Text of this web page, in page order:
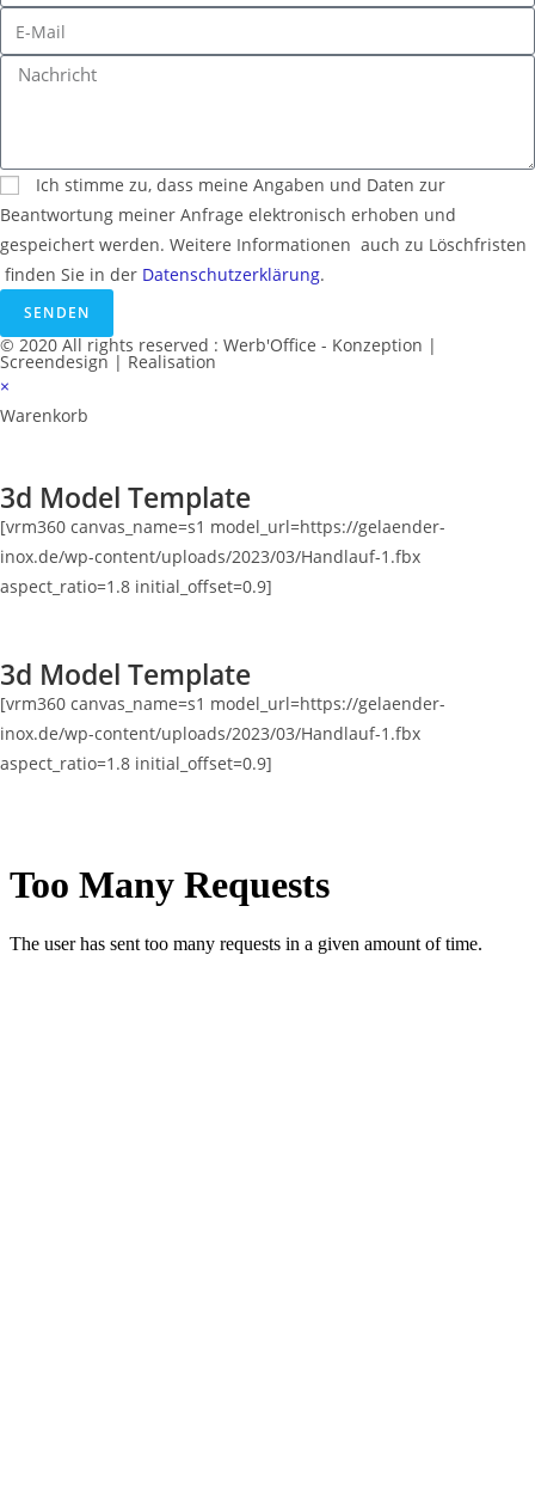
Ich stimme zu, dass meine Angaben und Daten zur
Beantwortung meiner Anfrage elektronisch erhoben und
gespeichert werden. Weitere Informationen ­ auch zu Löschfristen
­ finden Sie in der Datenschutzerklärung.
SENDEN
© 2020 All rights reserved : Werb'Office - Konzeption |
Screendesign | Realisation
×
Warenkorb
3d Model Template
[vrm360 canvas_name=s1 model_url=https://gelaender-
inox.de/wp-content/uploads/2023/03/Handlauf-1.fbx
aspect_ratio=1.8 initial_offset=0.9]
3d Model Template
[vrm360 canvas_name=s1 model_url=https://gelaender-
inox.de/wp-content/uploads/2023/03/Handlauf-1.fbx
aspect_ratio=1.8 initial_offset=0.9]